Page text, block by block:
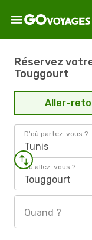
Réservez
Touggourt
Aller-
D'où partez-vous ?
Tunis
Où allez-vous ?
Touggourt
Quand ?